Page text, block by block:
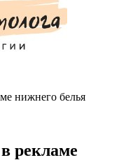
нижнего белья
рекламе